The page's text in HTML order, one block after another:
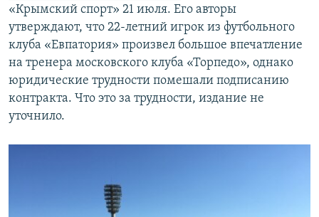
«Крымский спорт» 21 июля. Его авторы
утверждают, что 22-летний игрок из футбольного
клуба «Евпатория» произвел большое впечатление
на тренера московского клуба «Торпедо», однако
юридические трудности помешали подписанию
контракта. Что это за трудности, издание не
уточнило.